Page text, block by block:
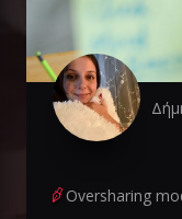
Oversharing